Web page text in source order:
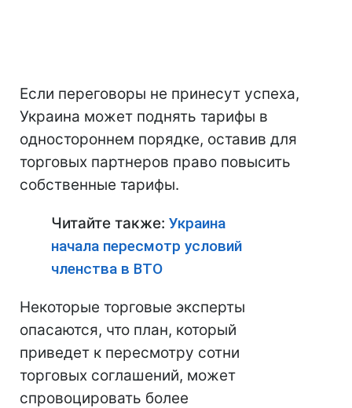
Если переговоры не принесут успеха,
Украина может поднять тарифы в
одностороннем порядке, оставив для
торговых партнеров право повысить
собственные тарифы.
Читайте также: Украина
начала пересмотр условий
членства в ВТО
Некоторые торговые эксперты
опасаются, что план, который
приведет к пересмотру сотни
торговых соглашений, может
спровоцировать более